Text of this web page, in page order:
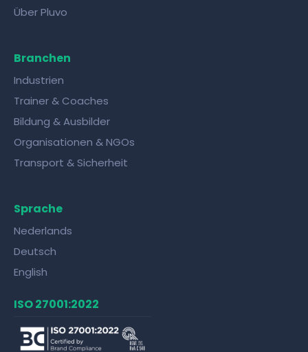
Über Pluvo
Branchen
Industrien
Trainer & Coaches
Bildung & Ausbilder
Organisationen & NGOs
Transport & Sicherheit
Sprache
Nederlands
Deutsch
English
ISO 27001:2022